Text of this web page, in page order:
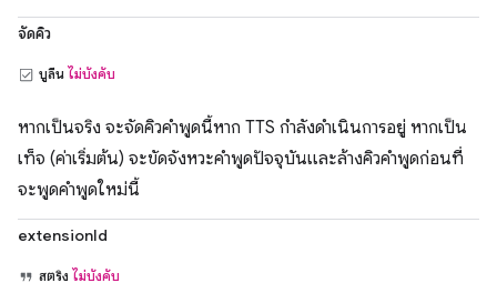
จัดคิว
บูลีน ไม่บังคับ
หากเป็นจริง จะจัดคิวคำพูดนี้หาก TTS กำลังดำเนินการอยู่ หากเป็น
เท็จ (ค่าเริ่มต้น) จะขัดจังหวะคำพูดปัจจุบันและล้างคิวคำพูดก่อนที่
จะพูดคำพูดใหม่นี้
extensionId
สตริง ไม่บังคับ